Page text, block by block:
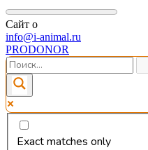
Сайт о
info@i-animal.ru
PRODONOR
Exact matches only